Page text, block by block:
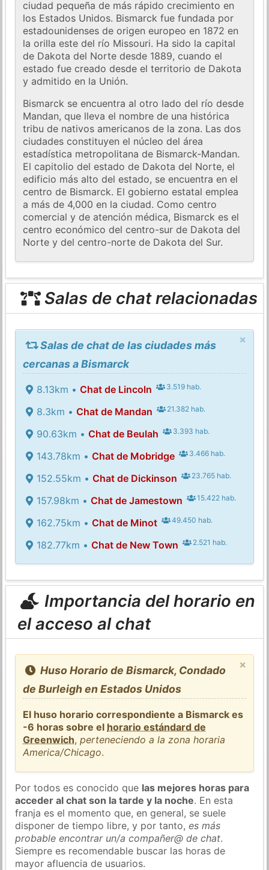
ciudad pequeña de más rápido crecimiento en
los Estados Unidos. Bismarck fue fundada por
estadounidenses de origen europeo en 1872 en
la orilla este del río Missouri. Ha sido la capital
de Dakota del Norte desde 1889, cuando el
estado fue creado desde el territorio de Dakota
y admitido en la Unión.
Bismarck se encuentra al otro lado del río desde
Mandan, que lleva el nombre de una histórica
tribu de nativos americanos de la zona. Las dos
ciudades constituyen el núcleo del área
estadística metropolitana de Bismarck-Mandan.
El capitolio del estado de Dakota del Norte, el
edificio más alto del estado, se encuentra en el
centro de Bismarck. El gobierno estatal emplea
a más de 4,000 en la ciudad. Como centro
comercial y de atención médica, Bismarck es el
centro económico del centro-sur de Dakota del
Norte y del centro-norte de Dakota del Sur.
Salas de chat relacionadas
×
Salas de chat de las ciudades más
cercanas a Bismarck
8.13km • Chat de Lincoln 3.519 hab.
8.3km • Chat de Mandan 21.382 hab.
90.63km • Chat de Beulah 3.393 hab.
143.78km • Chat de Mobridge 3.466 hab.
152.55km • Chat de Dickinson 23.765 hab.
157.98km • Chat de Jamestown 15.422 hab.
162.75km • Chat de Minot 49.450 hab.
182.77km • Chat de New Town 2.521 hab.
Importancia del horario en
el acceso al chat
×
Huso Horario de Bismarck, Condado
de Burleigh en Estados Unidos
El huso horario correspondiente a Bismarck es
-6 horas sobre el horario estándard de
Greenwich,perteneciendo a la zona horaria
America/Chicago.
Por todos es conocido que las mejores horas para
acceder al chat son la tarde y la noche. En esta
franja es el momento que, en general, se suele
disponer de tiempo libre, y por tanto,es más
probable encontrar un/a compañer@ de chat.
Siempre es recomendable buscar las horas de
mayor afluencia de usuarios.